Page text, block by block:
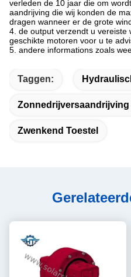
verleden de 10 jaar die om
aandrijving die wij konden de
dragen wanneer er de grote
4. de output verzendt u vereiste
geschikte motoren voor u te
5. andere informations zoals
Taggen:
Zonnedrijversaandrijving
Zwenkend Toestel